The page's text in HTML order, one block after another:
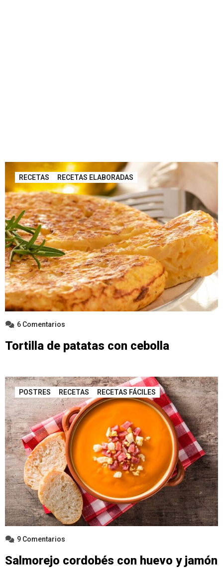
RECETAS RECETAS ELABORADAS
6 Comentarios
Tortilla de patatas con cebolla
POSTRES RECETAS RECETAS FÁCILES
9 Comentarios
Salmorejo cordobés con huevo y jamón